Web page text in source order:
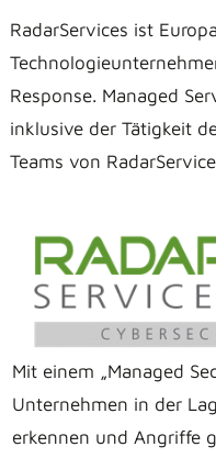
RadarServices ist
Response. Managed
inklusive der Tätigkeit
Teams von
Mit einem „Managed
Unternehmen in der
erkennen und Angriffe